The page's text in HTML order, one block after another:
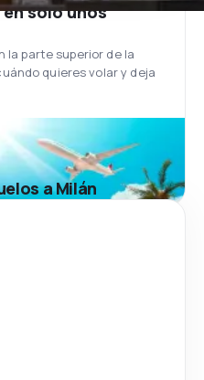
en solo unos
la parte superior de la
quieres volar y deja
a Milán